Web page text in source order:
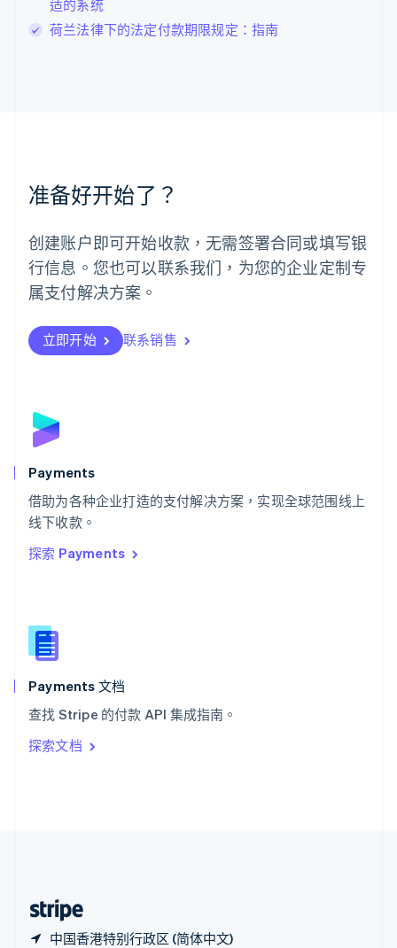
适的系统
荷兰法律下的法定付款期限规定：指南
准备好开始了？
创建账户即可开始收款，无需签署合同或填写银
行信息。您也可以联系我们，为您的企业定制专
属支付解决方案。
立即开始 联系销售
Payments
借助为各种企业打造的支付解决方案，实现全球范围线上
线下收款。
探索 Payments
Payments 文档
查找 Stripe 的付款 API 集成指南。
探索文档
中国香港特别行政区 (简体中文)
罗马尼亚
English
挪威
葡萄牙
Português English
日本
日本語English
瑞典
瑞士
DeutschFrançais
English
斯洛文尼亚
泰国
ไทยEnglish
希腊
English
西班牙
新西兰
English
匈牙利
English
ItalianoEnglish
印度
English